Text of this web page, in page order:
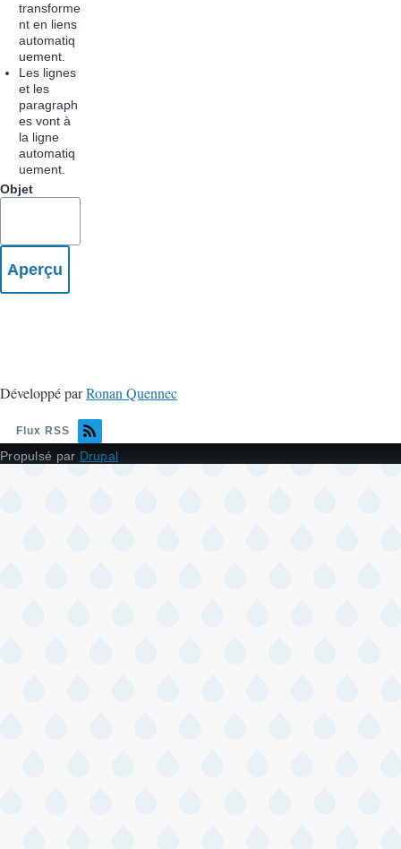
transforme
nt en liens
automatiq
uement.
Les lignes
et les
paragraph
es vont à
la ligne
automatiq
uement.
Objet
Développé parRonan Quennec
Flux RSS
Propulsé par Drupal